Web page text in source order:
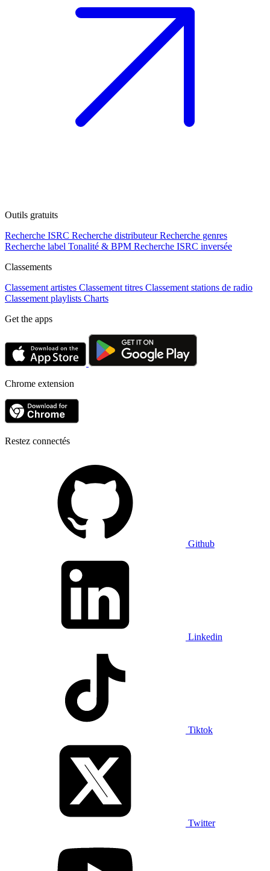
Outils gratuits
Recherche ISRC Recherche distributeur Recherche genres
Recherche label Tonalité & BPM Recherche ISRC inversée
Classements
Classement artistes Classement titres Classement stations de radio
Classement playlists Charts
Get the apps
Chrome extension
Restez connectés
Github
Linkedin
Tiktok
Twitter